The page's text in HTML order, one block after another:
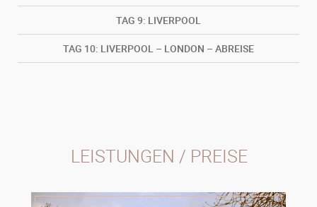
TAG 9: LIVERPOOL
TAG 10: LIVERPOOL – LONDON – ABREISE
LEISTUNGEN / PREISE